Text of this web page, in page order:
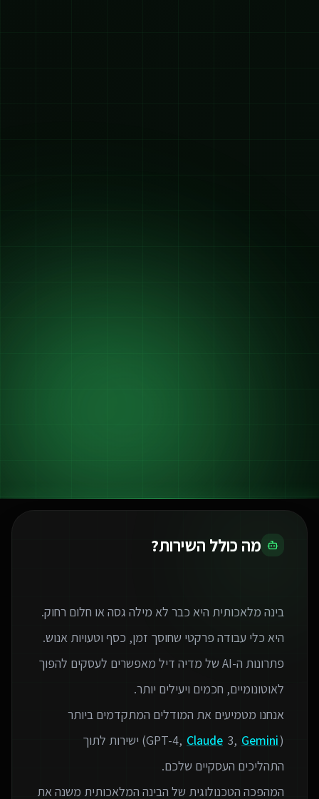
מה כולל השירות?
בינה מלאכותית היא כבר לא מילה גסה או חלום רחוק.
פתרונות ה-AI של מדיה דיל מאפשרים לעסקים להפוך
אנחנו מטמיעים את המודלים המתקדמים ביותר
(GPT-4,
Claude 3, Gemini
) ישירות לתוך
המהפכה הטכנולוגית של הבינה המלאכותית משנה את